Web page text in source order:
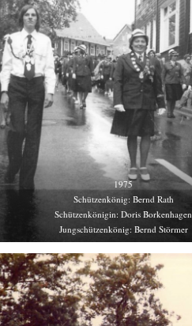
1975
Schützenkönig: Bernd Rath
Schützenkönigin: Doris Borkenhagen
Jungschützenkönig: Bernd Störmer